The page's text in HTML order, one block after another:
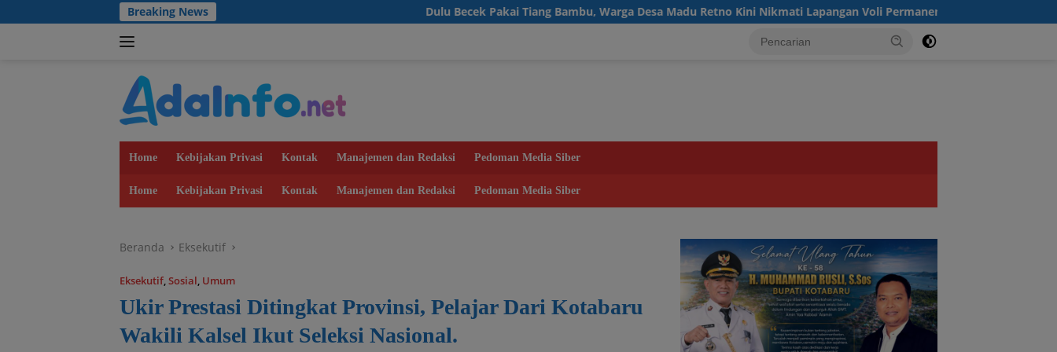
ke
Breaking News Dulu Becek Pakai Tiang Bambu, Warga Desa Madu Retno Kini Nikmati Lapangan Voli Permanen Berkat Program Bupati Tanah Bumbu
Home Kebijakan Privasi Kontak Manajemen dan Redaksi Pedoman Media Siber
Home Kebijakan Privasi Kontak Manajemen dan Redaksi Pedoman Media Siber
Beranda Eksekutif
Eksekutif,Sosial, Umum
Ukir Prestasi Ditingkat Provinsi, Pelajar Dari Kotabaru
Wakili Kalsel Ikut Seleksi Nasional.